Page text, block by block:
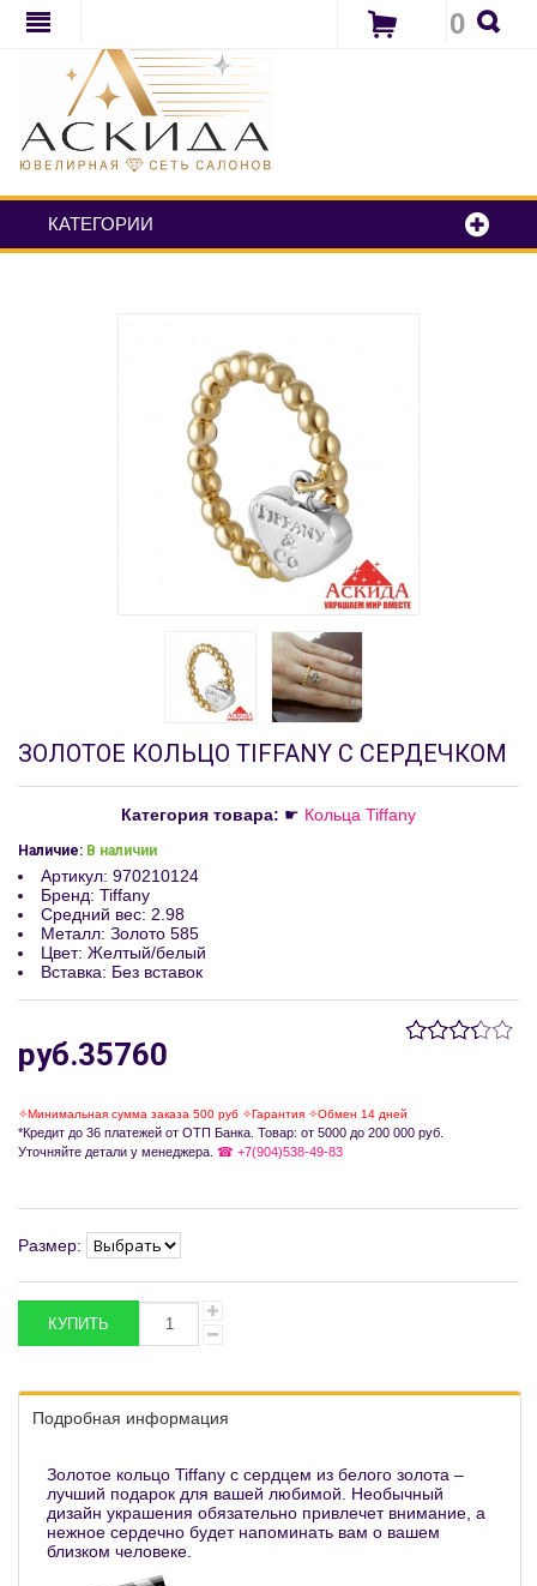
0
КАТЕГОРИИ
ЗОЛОТОЕ КОЛЬЦО TIFFANY С СЕРДЕЧКОМ
Категория товара: ☛ Кольца Tiffany
Наличие: В наличии
Артикул: ‎970210124
Бренд: Tiffany
Средний вес: 2.98
Металл: Золото 585
Цвет: Желтый/белый
Вставка: Без вставок
руб.35760
✧Минимальная сумма заказа 500 руб ✧Гарантия ✧Обмен 14 дней
*Кредит до 36 платежей от ОТП Банка. Товар: от 5000 до 200 000 руб.
Уточняйте детали у менеджера. ☎ +7(904)538-49-83
Размер:
Подробная информация
Золотое кольцо Tiffany с сердцем из белого золота –
лучший подарок для вашей любимой. Необычный
дизайн украшения обязательно привлечет внимание, а
нежное сердечно будет напоминать вам о вашем
близком человеке.